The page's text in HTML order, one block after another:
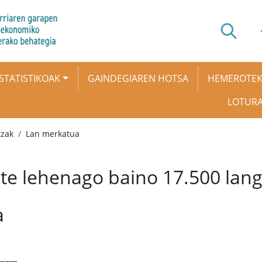
GAINDEGIAREN HOTSA
Lan merkatua
lehenago baino 17.500